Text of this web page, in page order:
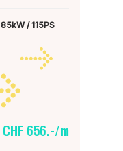
85kW / 115PS
CHF 656.-/m